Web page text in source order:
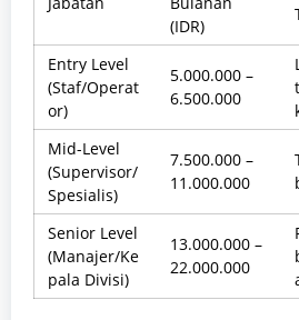
(IDR)
Entry Level
(Staf/Operat
or)
5.000.000 –
6.500.000
Mid-Level
(Supervisor/
Spesialis)
7.500.000 –
11.000.000
Senior Level
(Manajer/Ke
pala Divisi)
13.000.000 –
22.000.000